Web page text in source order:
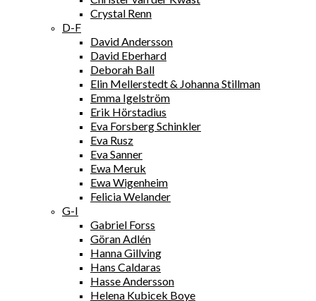
Crystal Renn
D-F
David Andersson
David Eberhard
Deborah Ball
Elin Mellerstedt & Johanna Stillman
Emma Igelström
Erik Hörstadius
Eva Forsberg Schinkler
Eva Rusz
Eva Sanner
Ewa Meruk
Ewa Wigenheim
Felicia Welander
G-I
Gabriel Forss
Göran Adlén
Hanna Gillving
Hans Caldaras
Hasse Andersson
Helena Kubicek Boye